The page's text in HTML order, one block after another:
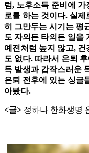
럼, 노후소득 준비에
로를 하는 것이다. 실
히 그만두는 시기는 평
도 자의든 타의든 일을
예전처럼 높지 않고,
도 없다. 따라서 은퇴
득 발생과 갑작스러운
은퇴 전후에 있는 싱글
아봤다.
<글> 정하나 한화생명